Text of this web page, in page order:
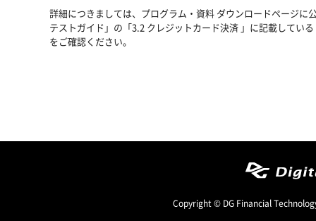
詳細につきましては、 プログラム・資料 ダウンロードページに
テストガイド」の「3.2 クレジットカード決済 」に記載してい
をご確認ください。
Copyright © DG Financial